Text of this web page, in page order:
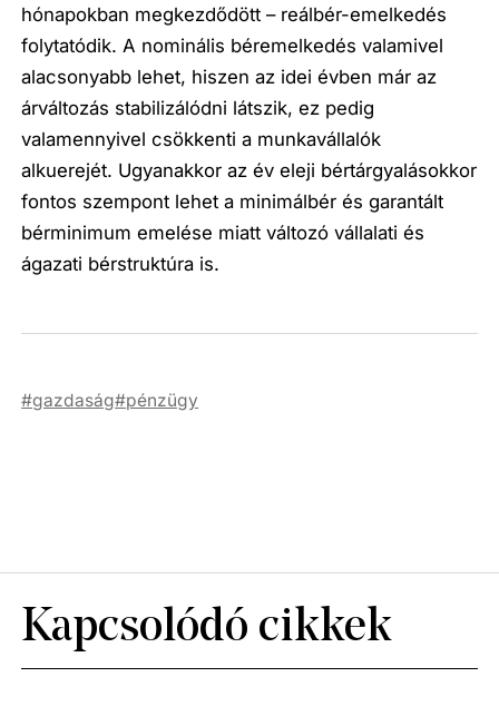
hónapokban megkezdődött – reálbér-emelkedés
folytatódik. A nominális béremelkedés valamivel
alacsonyabb lehet, hiszen az idei évben már az
árváltozás stabilizálódni látszik, ez pedig
valamennyivel csökkenti a munkavállalók
alkuerejét. Ugyanakkor az év eleji bértárgyalásokkor
fontos szempont lehet a minimálbér és garantált
bérminimum emelése miatt változó vállalati és
ágazati bérstruktúra is.
gazdaság pénzügy
Kapcsolódó cikkek